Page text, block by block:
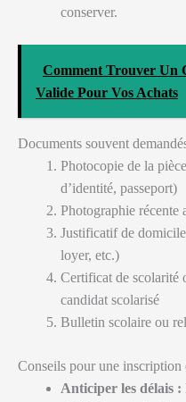
conserver.
Comment Trouver Un
Valide Pour Vos Achats
Documents souvent
Photocopie de la
d’identité, passeport)
Photographie récente
Justificatif de
loyer, etc.)
Certificat de scolarité
candidat scolarisé
Bulletin scolaire ou
Conseils pour une inscription
Anticiper les délais :